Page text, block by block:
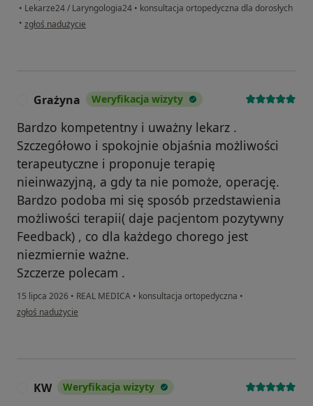
• Lekarze24 / Laryngologia24 • konsultacja ortopedyczna dla dorosłych
• w opinii użytkownika Paulina
zgłoś nadużycie
Grażyna Weryfikacja wizyty
Bardzo kompetentny i uważny lekarz .
Szczegółowo i spokojnie objaśnia możliwości
terapeutyczne i proponuje terapię
nieinwazyjną, a gdy ta nie pomoże, operację.
Bardzo podoba mi się sposób przedstawienia
możliwości terapii( daje pacjentom pozytywny
Feedback) , co dla każdego chorego jest
niezmiernie ważne.
Szczerze polecam .
15 lipca 2026 • REAL MEDICA • konsultacja ortopedyczna •
w opinii użytkownika Grażyna
zgłoś nadużycie
KW Weryfikacja wizyty